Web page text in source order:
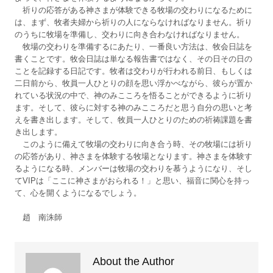
祈りの応答がある神さまが体験できる牧場の交わりになるために
は、まず、牧者夫婦から祈りの人にならなければなりません。祈り
のうちに牧場を準備し、交わりに向き合わなければなりません。
牧場の交わりを準備するにあたり、一番良い方法は、牧会日誌を
書くことです。牧会日誌は単なる報告書ではなく、その日その日の
ことを記録する日記です。牧者は交わりが行われる前日、もしくは
二日前から、牧員一人ひとりの顔を思い浮かべながら、彼らが置か
れている状況の中で、神のみこころを悟ることができるように祈り
ます。そして、彼らに対する神のみこころだと思う自分の思いと考
えを書き出します。そして、牧員一人ひとりのための祈祷課題を書
き出します。
このように備えて牧場の交わりに向き合う時、その牧場には祈り
の応答があり、神さまを体験する牧場となります。神さまを体験す
るようになる時、メンバーは牧場の交わりを慕うようになり、そし
てVIPは「ここに神さまがおられる！」と思い、福音に関心を持っ
て、心を開くようになるでしょう。
趙 南洙師
About the Author